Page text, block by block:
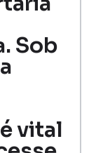
Sob
vital